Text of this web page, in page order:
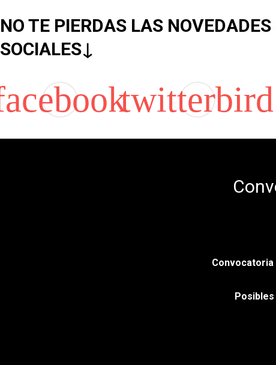
NO TE PIERDAS LAS
SOCIALES↓
Convocatoria